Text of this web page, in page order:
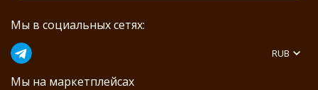
Мы в социальных сетях:
Мы на маркетплейсах
RUB